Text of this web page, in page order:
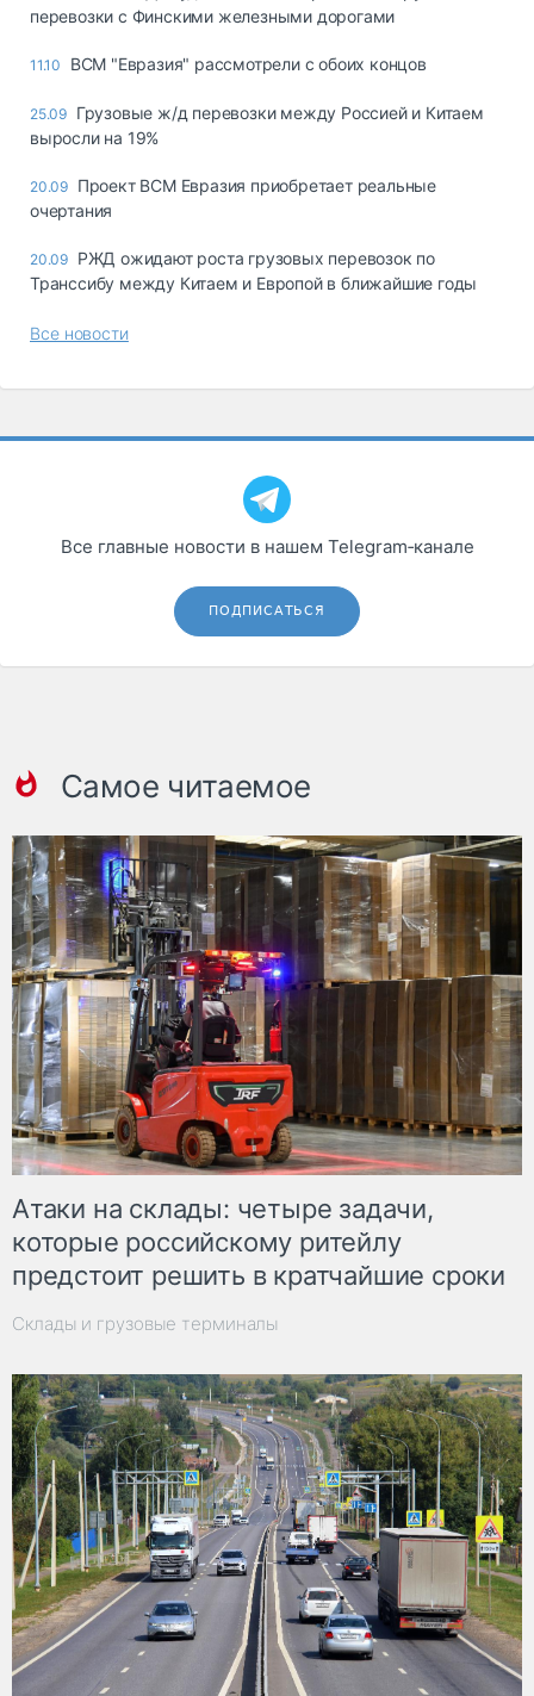
Топливо, масла и
перевозки с Финскими железными дорогами
11.10 ВСМ "Евразия" рассмотрели с обоих концов
25.09 Грузовые ж/д перевозки между Россией и Китаем
выросли на 19%
20.09 Проект ВСМ Евразия приобретает реальные
очертания
20.09 РЖД ожидают роста грузовых перевозок по
Транссибу между Китаем и Европой в ближайшие годы
Все новости
Все главные новости в нашем Telegram‑канале
ПОДПИСАТЬСЯ
Самое читаемое
Атаки на склады: четыре задачи,
которые российскому ритейлу
предстоит решить в кратчайшие сроки
Склады и грузовые терминалы